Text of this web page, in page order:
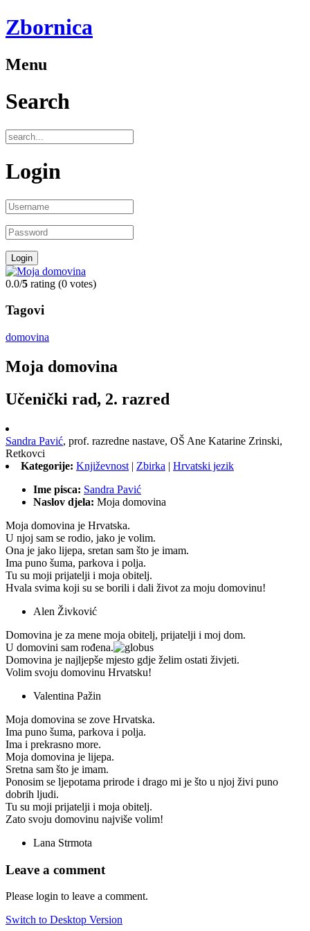
Zbornica
Menu
Search
Login
0.0/5 rating (0 votes)
Tagovi
domovina
Moja domovina
Učenički rad, 2. razred
Sandra Pavić, prof. razredne nastave, OŠ Ane Katarine Zrinski,
Retkovci
Kategorije: Književnost | Zbirka | Hrvatski jezik
Ime pisca: Sandra Pavić
Naslov djela: Moja domovina
Moja domovina je Hrvatska.
U njoj sam se rodio, jako je volim.
Ona je jako lijepa, sretan sam što je imam.
Ima puno šuma, parkova i polja.
Tu su moji prijatelji i moja obitelj.
Hvala svima koji su se borili i dali život za moju domovinu!
Alen Živković
Domovina je za mene moja obitelj, prijatelji i moj dom.
U domovini sam rođena.
Domovina je najljepše mjesto gdje želim ostati živjeti.
Volim svoju domovinu Hrvatsku!
Valentina Pažin
Moja domovina se zove Hrvatska.
Ima puno šuma, parkova i polja.
Ima i prekrasno more.
Moja domovina je lijepa.
Sretna sam što je imam.
Ponosim se ljepotama prirode i drago mi je što u njoj živi puno
dobrih ljudi.
Tu su moji prijatelji i moja obitelj.
Zato svoju domovinu najviše volim!
Lana Strmota
Leave a comment
Please login to leave a comment.
Switch to Desktop Version